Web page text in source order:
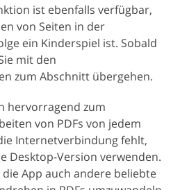
ist ebenfalls verfügbar,
von Seiten in der
ein Kinderspiel ist. Sobald
mit den
zum Abschnitt übergehen.
hervorragend zum
von PDFs von jedem
Internetverbindung fehlt,
Desktop-Version verwenden.
App auch andere beliebte